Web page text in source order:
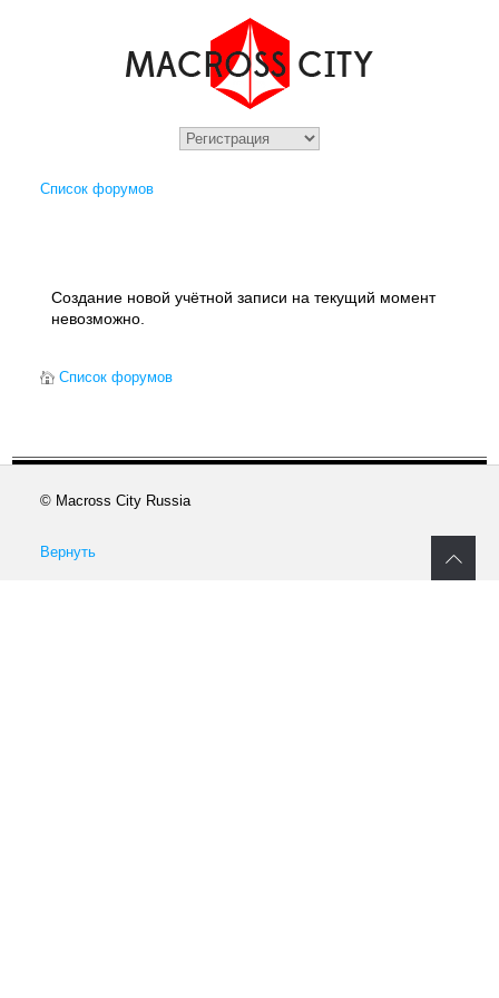
Список форумов
Создание новой учётной записи на текущий момент
невозможно.
Список форумов
© Macross City Russia
Вернуть